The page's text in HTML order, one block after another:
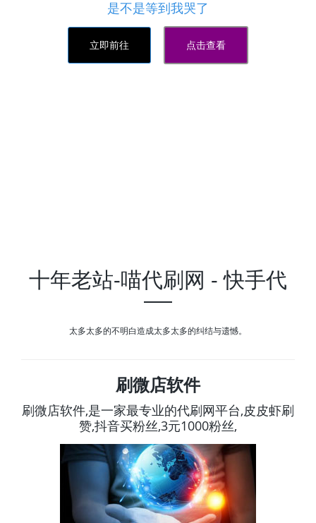
是不是等到我哭了
立即前往 点击查看
十年老站-喵代刷网 - 快手代
太多太多的不明白造成太多太多的纠结与遗憾。
刷微店软件
刷微店软件,是一家最专业的代刷网平台,皮皮虾刷
赞,抖音买粉丝,3元1000粉丝,